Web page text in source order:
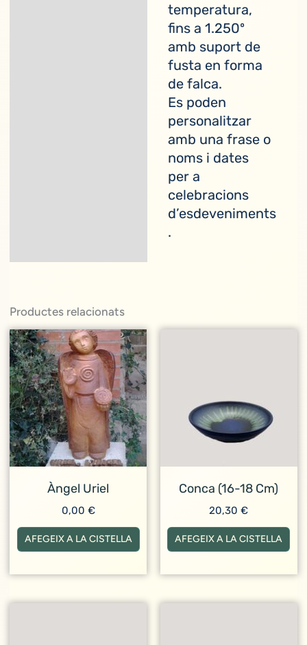
temperatura,
fins a 1.250º
amb suport de
fusta en forma
de falca.
Es poden
personalitzar
amb una frase o
noms i dates
per a
celebracions
d’esdeveniments
.
Productes relacionats
Àngel Uriel
0,00 €
AFEGEIX A LA CISTELLA
Conca (16-18 Cm)
20,30€
AFEGEIX A LA CISTELLA